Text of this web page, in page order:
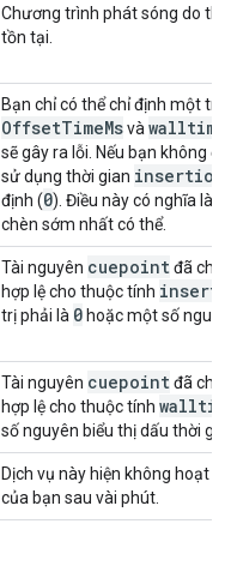
Chương trình phát sóng do
tồn tại.
Bạn chỉ có thể chỉ định một
OffsetTimeMsvà walltime
sẽ gây ra lỗi. Nếu bạn không
sử dụng thời gian insertion
định (0). Điều này có nghĩa là
chèn sớm nhất có thể.
Tài nguyên cuepointđã chỉ
hợp lệ cho thuộc tính
trị phải là 0 hoặc một số
Tài nguyên cuepointđã chỉ
hợp lệ cho thuộc tính
số nguyên biểu thị dấu thời
Dịch vụ này hiện không hoạt
của bạn sau vài phút.